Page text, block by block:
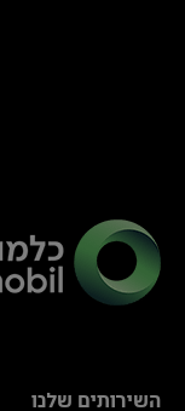
השירותים שלנו